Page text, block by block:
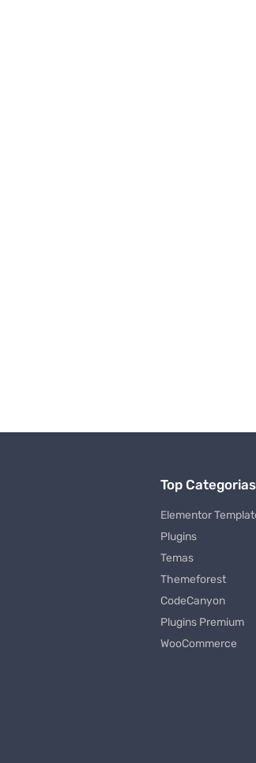
Top Categorias
Elementor
Plugins
Temas
Themeforest
CodeCanyon
Plugins Premium
WooCommerce